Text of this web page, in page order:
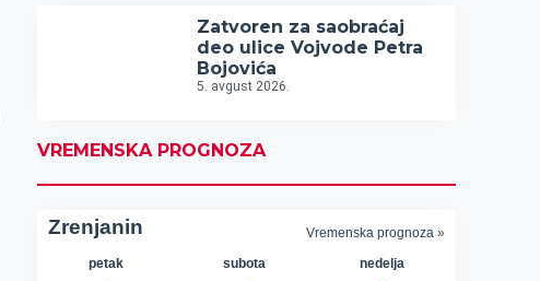
Zatvoren za saobraćaj
deo ulice Vojvode Petra
Bojovića
5. avgust 2026.
VREMENSKA PROGNOZA